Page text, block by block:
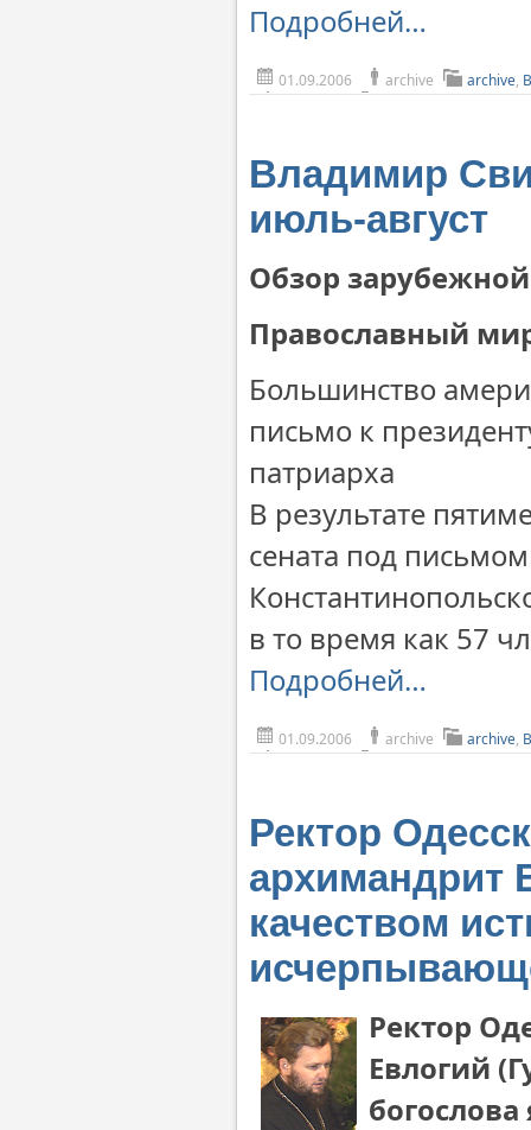
Подробней…
01.09.2006 archive archive,
Владимир
июль-август
Обзор
Православный
Большинство
письмо к
патриарха
В результате
сената под
в то время как 57
Подробней…
01.09.2006 archive archive,
Ректор
архимандрит
качеством
Ректор
Евлогий